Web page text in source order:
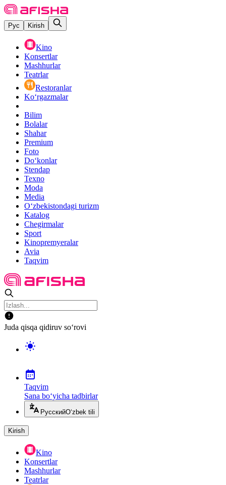
Рус Kirish
Kino
Konsertlar
Mashhurlar
Teatrlar
Restoranlar
Ko‘rgazmalar
Bilim
Bolalar
Shahar
Premium
Foto
Do‘konlar
Stendap
Texno
Moda
Media
O‘zbekistondagi turizm
Katalog
Chegirmalar
Sport
Kinopremyeralar
Avia
Taqvim
Juda qisqa qidiruv so‘rovi
Taqvim
Sana bo‘yicha tadbirlar
РусскийO‘zbek tili
Kirish
Kino
Konsertlar
Mashhurlar
Teatrlar